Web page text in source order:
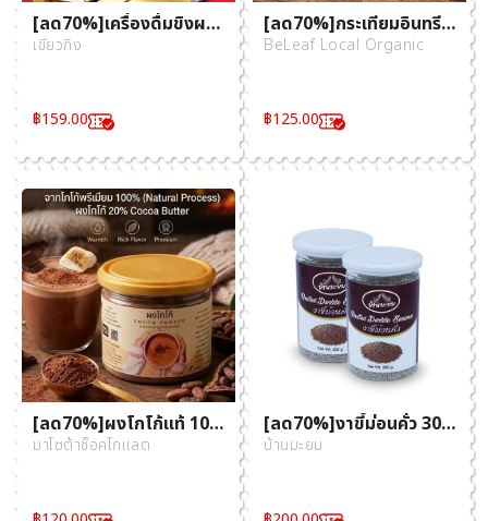
[ลด70%]เครื่องดื่มขิงผง
สำเร็จรูป ตรา เขียวกิง
เขียวกิง
฿159.00
[ลด70%]ผงโกโก้แท้ 100
% 120 กรัม Natural
ปลูกในพื้นที่จังหวัดตาก
มาโซต้าช็อคโกแลต
[ลด70%]กระเทียมอินทรีย์
เมืองน้อย แกะกลีบ
BeLeaf Local Organic
฿125.00
[ลด70%]งาขี้ม่อนคั่ว 300
กรัม 2 กระปุก
บ้านมะยม